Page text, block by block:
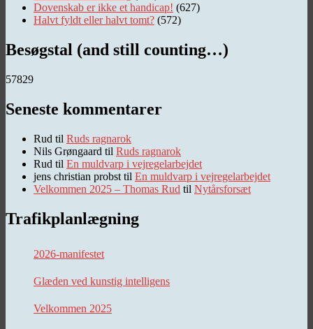
Dovenskab er ikke et handicap! (627)
Halvt fyldt eller halvt tomt? (572)
Besøgstal (and still counting…)
57829
Seneste kommentarer
Rud til Ruds ragnarok
Nils Grøngaard til Ruds ragnarok
Rud til En muldvarp i vejregelarbejdet
jens christian probst til En muldvarp i vejregelarbejdet
Velkommen 2025 – Thomas Rud til Nytårsforsæt
Trafikplanlægning
2026-manifestet
Glæden ved kunstig intelligens
Velkommen 2025